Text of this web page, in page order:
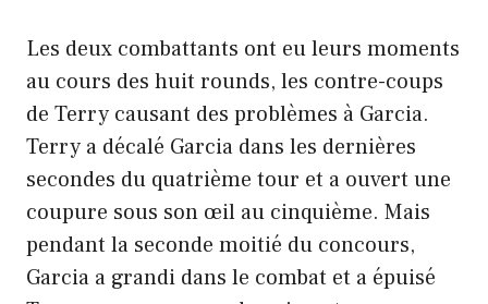
Les deux combattants ont eu leurs moments
au cours des huit rounds, les contre-coups
de Terry causant des problèmes à Garcia.
Terry a décalé Garcia dans les dernières
secondes du quatrième tour et a ouvert une
coupure sous son œil au cinquième. Mais
pendant la seconde moitié du concours,
Garcia a grandi dans le combat et a épuisé